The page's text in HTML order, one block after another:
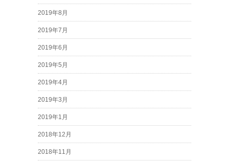
2019年8月
2019年7月
2019年6月
2019年5月
2019年4月
2019年3月
2019年1月
2018年12月
2018年11月